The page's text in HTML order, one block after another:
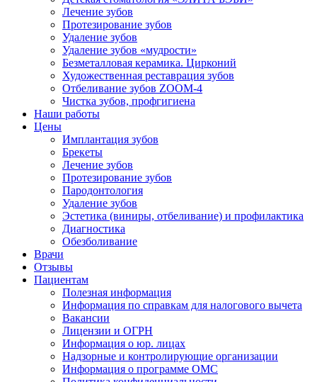
Лечение зубов
Протезирование зубов
Удаление зубов
Удаление зубов «мудрости»
Безметалловая керамика. Цирконий
Художественная реставрация зубов
Отбеливание зубов ZOOM-4
Чистка зубов, профгигиена
Наши работы
Цены
Имплантация зубов
Брекеты
Лечение зубов
Протезирование зубов
Пародонтология
Удаление зубов
Эстетика (виниры, отбеливание) и профилактика
Диагностика
Обезболивание
Врачи
Отзывы
Пациентам
Полезная информация
Информация по справкам для налогового вычета
Вакансии
Лицензии и ОГРН
Информация о юр. лицах
Надзорные и контролирующие организации
Информация о программе ОМС